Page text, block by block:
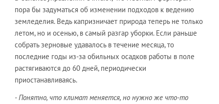
пора бы задуматься об изменении подходов к ведению
земледелия. Ведь капризничает природа теперь не только
летом, но и осенью, в самый разгар уборки. Если раньше
собрать зерновые удавалось в течение месяца, то
последние годы из-за обильных осадков работы в поле
растягиваются до 60 дней, периодически
приостанавливаясь.
- Понятно, что климат меняется, но нужно же что-то